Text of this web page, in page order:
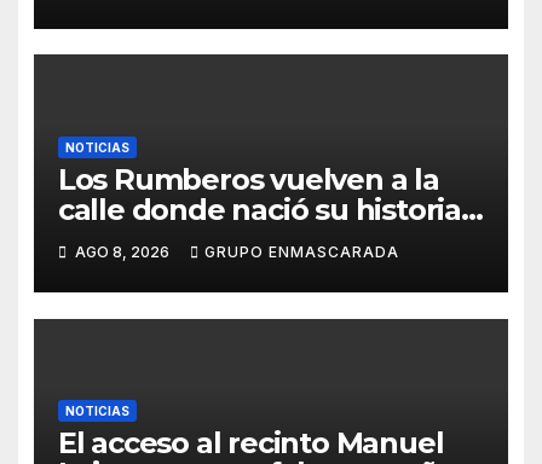
NOTICIAS
Los Rumberos vuelven a la
calle donde nació su historia:
51 años después, el mismo
barrio, el mismo orgullo
AGO 8, 2026 GRUPO ENMASCARADA
NOTICIAS
El acceso al recinto Manuel